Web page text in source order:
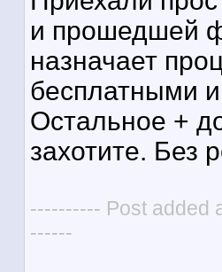
и прошедшей
назначает
бесплатными и
Остальное +
захотите. Без
---------- Post added
------